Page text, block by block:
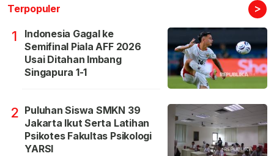
Terpopuler >
1
Indonesia Gagal ke
Semifinal Piala AFF 2026
Usai Ditahan Imbang
Singapura 1-1
2 Puluhan Siswa SMKN 39
Jakarta Ikut Serta Latihan
Psikotes Fakultas Psikologi
YARSI